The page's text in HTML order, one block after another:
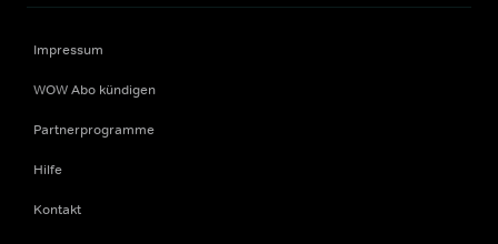
Impressum
WOW Abo kündigen
Partnerprogramme
Hilfe
Kontakt